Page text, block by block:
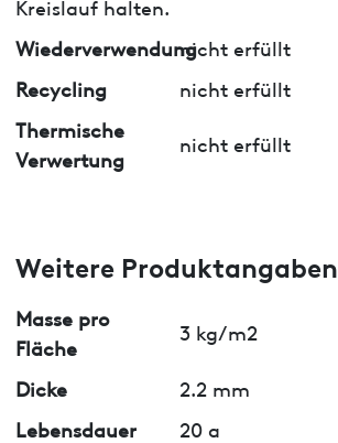
Kreislauf halten.
Wiederverwendungnicht erfüllt
Recycling
nicht erfüllt
Thermische
Verwertung
nicht erfüllt
Weitere Produktangaben
Masse pro
Fläche
3 kg/m2
Dicke
2.2 mm
Lebensdauer
20 a